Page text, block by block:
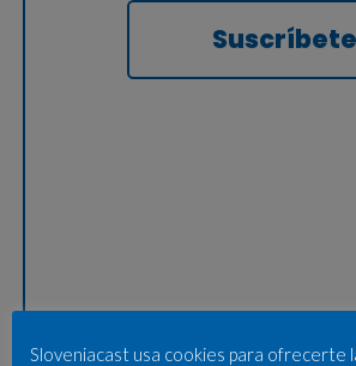
Suscríbete
Sloveniacast usa cookies para ofrecerte